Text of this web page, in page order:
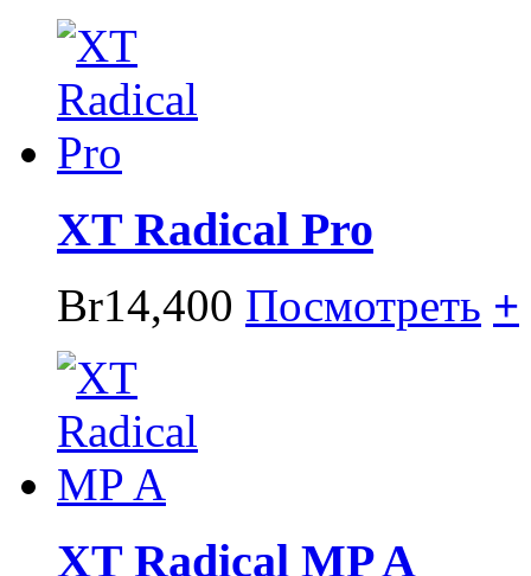
XT Radical Pro
Br14,400 Посмотреть +
XT Radical MP A